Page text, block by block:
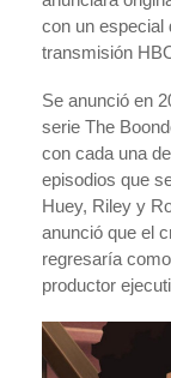
con un especial
transmisión
Se anunció en
serie The
con cada una
episodios que
Huey, Riley y
anunció que el
regresaría
productor